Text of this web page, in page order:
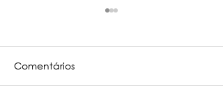
Comentários